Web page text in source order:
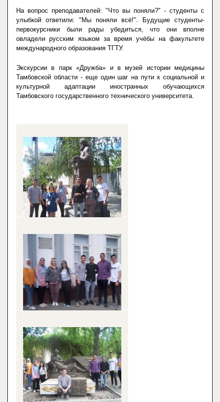
На вопрос преподавателей: "Что вы поняли?" - студенты с
улыбкой ответили: "Мы поняли всё!". Будущие студенты-
первокурсники были рады убедиться, что они вполне
овладели русским языком за время учёбы на факультете
международного образования ТГТУ.
Экскурсии в парк «Дружба» и в музей истории медицины
Тамбовской области - еще один шаг на пути к социальной и
культурной адаптации иностранных обучающихся
Тамбовского государственного технического университета.